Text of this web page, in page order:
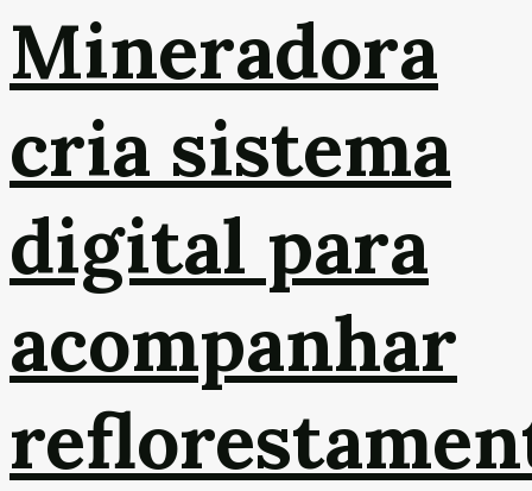
Mineradora
cria sistema
digital para
acompanhar